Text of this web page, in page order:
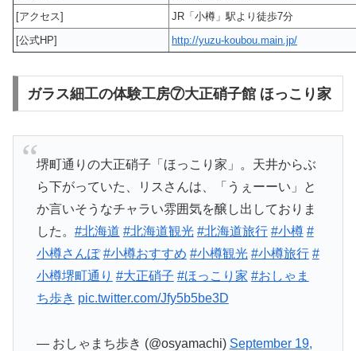
[アクセス]
JR「小樽」駅より徒歩7分
[公式HP]
http://yuzu-koubou.main.jp/
ガラス細工の体験工房⑦大正硝子館 ほっこり家
堺町通りの大正硝子「ほっこり家」。天井からぶ
ら下がっていた、リスさんは、「うぇーーい」と
か言いそうなチャラい雰囲気を醸し出しておりま
した。 #北海道 #北海道観光 #北海道旅行 #小樽 #
小樽さんぽ #小樽おすすめ #小樽観光 #小樽旅行 #
小樽堺町通り #大正硝子 #ほっこり家 #おしゃま
ち歩き pic.twitter.com/Jfy5b5be3D
— おしゃまち歩き (@osyamachi) September 19,